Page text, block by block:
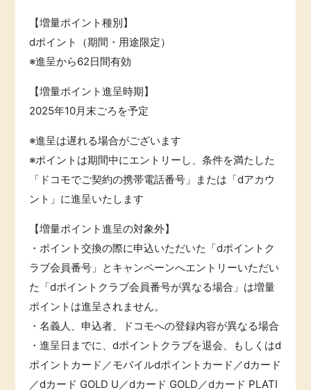
【増量ポイント種別】
dポイント（期間・用途限定）
※進呈から62日間有効
【増量ポイント進呈時期】
2025年10月末ごろを予定
※進呈は遅れる場合がございます
※ポイントは期間中にエントリーし、条件を満たした
「ドコモでご契約の携帯電話番号」または「dアカウ
ント」に進呈いたします
【増量ポイント進呈の対象外】
・ポイント交換の際に申込いただいた「dポイントク
ラブ会員番号」とキャンペーンへエントリーいただい
た「dポイントクラブ会員番号が異なる場合」は増量
ポイントは進呈されません。
・名義人、申込者、ドコモへの登録内容が異なる場合
・進呈日までに、dポイントクラブを退会、もしくはd
ポイントカード／モバイルdポイントカード／dカード
／dカード GOLD U／dカード GOLD／dカード PLATI